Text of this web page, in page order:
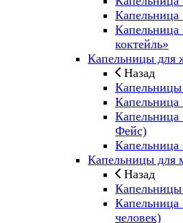
Капельница
коктейль»
Капельницы для
Назад
Капельница
Капельница
Фейс)
Капельница
Капельницы для
Назад
человек)